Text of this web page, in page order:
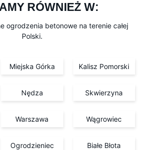
RÓWNIEŻ W:
ogrodzenia betonowe na terenie całej
Polski.
Miejska Górka Kalisz Pomorski
Nędza Skwierzyna
Warszawa Wągrowiec
Ogrodzieniec Białe Błota